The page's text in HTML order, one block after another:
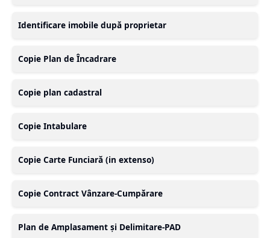
Identificare imobile după proprietar
Copie Plan de Încadrare
Copie plan cadastral
Copie Intabulare
Copie Carte Funciară (in extenso)
Copie Contract Vânzare-Cumpărare
Plan de Amplasament și Delimitare-PAD